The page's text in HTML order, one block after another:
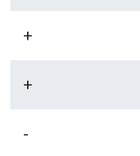
+
+
-